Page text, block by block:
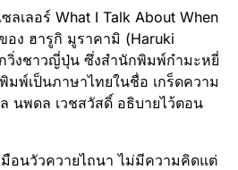
ลเลอร์ What I Talk About When
อง ฮารูกิ มูราคามิ (Haruki
วิ่งชาวญี่ปุ่น ซึ่งสำนักพิมพ์กำมะหยี่
มพ์เป็นภาษาไทยในชื่อ เกร็ดความ
นพดล เวชสวัสดิ์ อธิบายไว้ตอน
มือนวัวควายไถนา ไม่มีความคิดแต่